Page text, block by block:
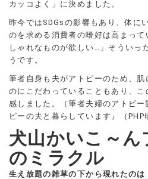
カッコよく」に決めました。
昨今ではSDGsの影響もあり、体に
のを求める消費者の嗜好は高まっ
しゃれなものが欲しい…」そういっ
うです。
筆者自身も夫がアトピーのため、
のにこだわっていることもあり、
感しました。（筆者夫婦のアトピー
ピーの夫と暮らしています』（PHP
犬山かいこ～ん
のミラクル
生え放題の雑草の下から現れたのは